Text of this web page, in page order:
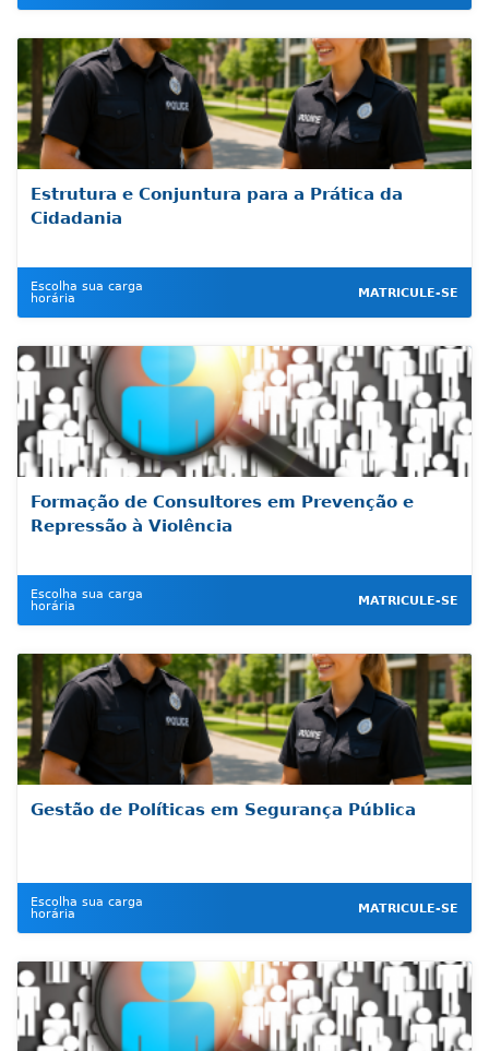
Estrutura e Conjuntura para a Prática da
Cidadania
Escolha sua carga
horária
MATRICULE-SE
Formação de Consultores em Prevenção e
Repressão à Violência
Escolha sua carga
horária
MATRICULE-SE
Gestão de Políticas em Segurança Pública
Escolha sua carga
horária
MATRICULE-SE